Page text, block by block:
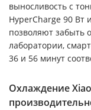
выносливость с
HyperCharge 90 Вт
позволяют забыть
лаборатории,
36 и 56 минут
Охлаждение